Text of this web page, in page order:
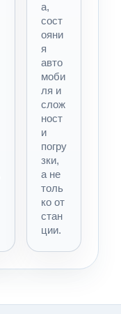
а,
сост
ояни
я
авто
моби
ля и
слож
ност
и
погру
зки,
а не
толь
ко от
стан
ции.